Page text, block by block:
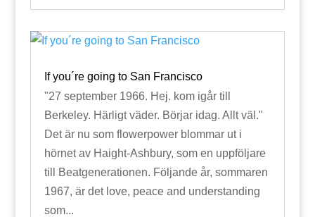
If you´re going to San Francisco
"27 september 1966. Hej. kom igår till
Berkeley. Härligt väder. Börjar idag. Allt väl."
Det är nu som flowerpower blommar ut i
hörnet av Haight-Ashbury, som en uppföljare
till Beatgenerationen. Följande år, sommaren
1967, är det love, peace and understanding
som...